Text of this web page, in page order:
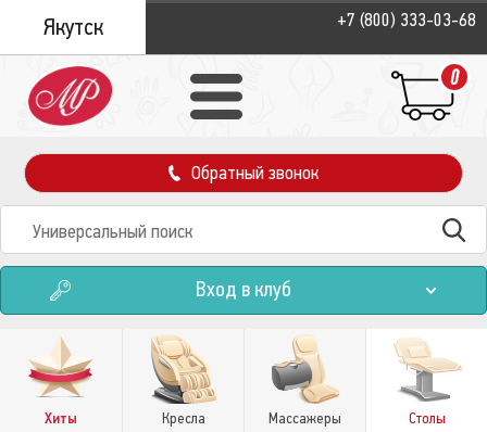
Якутск +7 (800) 333-03-68
0
Обратный звонок
Вход в клуб
Хиты Кресла Массажеры Столы